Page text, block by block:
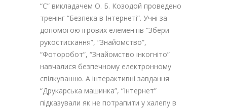
“C” викладачем О. Б. Козодой проведено
тренінг “Безпека в Інтернеті”. Учні за
допомогою ігрових елементів “Збери
рукостискання”, “Знайомство”,
“Фоторобот”, “Знайомство інкогніто”
навчалися безпечному електронному
спілкуванню. А інтерактивні завдання
“Друкарська машинка”, “Інтернет”
підказували як не потрапити у халепу в